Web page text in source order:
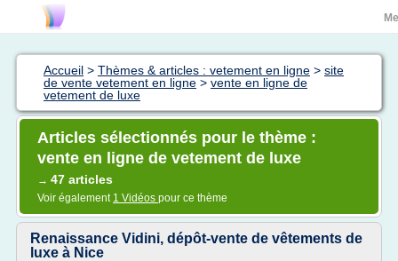
Accueil > Thèmes & articles : vetement en ligne > site
de vente vetement en ligne > vente en ligne de
vetement de luxe
Articles sélectionnés pour le thème :
vente en ligne de vetement de luxe
→ 47 articles
Voir également 1 Vidéos pour ce thème
Renaissance Vidini, dépôt-vente de vêtements de
luxe à Nice